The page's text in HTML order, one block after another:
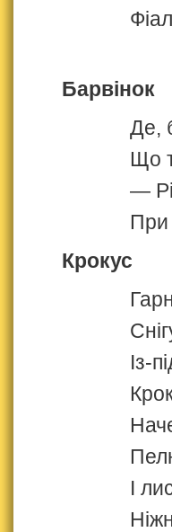
Барвінок
Де,
Що
—
При
Крокус
І